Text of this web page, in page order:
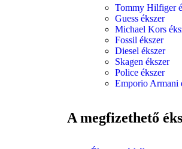
Tommy Hilfiger
Guess ékszer
Michael Kors
Fossil ékszer
Diesel ékszer
Skagen ékszer
Police ékszer
Emporio Armani
A megfizethető